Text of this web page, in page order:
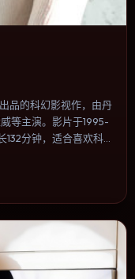
品的科幻影视作，由丹
等主演。影片于1995-
分钟，适合喜欢科幻
为休闲观影或类型片补